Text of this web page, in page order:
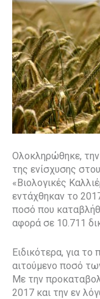
Ολοκληρώθηκε,
της ενίσχυσης
«Βιολογικές
εντάχθηκαν το
ποσό που
αφορά σε 10.711
Ειδικότερα, για
αιτούμενο ποσό
Με την
2017 και την εν